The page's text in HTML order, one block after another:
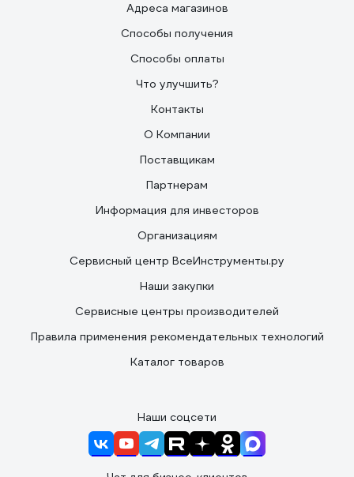
Адреса магазинов
Способы получения
Способы оплаты
Что улучшить?
Контакты
О Компании
Поставщикам
Партнерам
Информация для инвесторов
Организациям
Сервисный центр ВсеИнструменты.ру
Наши закупки
Сервисные центры производителей
Правила применения рекомендательных технологий
Каталог товаров
Наши соцсети